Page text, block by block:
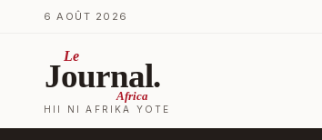
Ruka kwenye yaliyomo
6 AOÛT 2026
Le
Journal.
Africa
HII NI AFRIKA YOTE